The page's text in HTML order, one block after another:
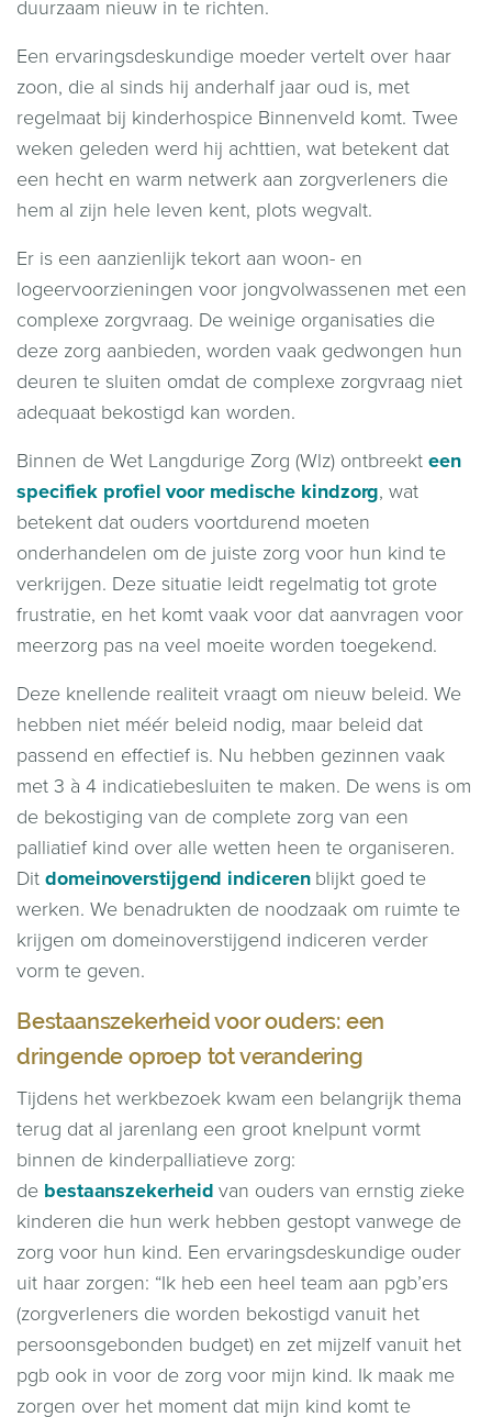
duurzaam nieuw in te richten.
Een ervaringsdeskundige moeder vertelt over haar
zoon, die al sinds hij anderhalf jaar oud is, met
regelmaat bij kinderhospice Binnenveld komt. Twee
weken geleden werd hij achttien, wat betekent dat
een hecht en warm netwerk aan zorgverleners die
hem al zijn hele leven kent, plots wegvalt.
Er is een aanzienlijk tekort aan woon- en
logeervoorzieningen voor jongvolwassenen met een
complexe zorgvraag. De weinige organisaties die
deze zorg aanbieden, worden vaak gedwongen hun
deuren te sluiten omdat de complexe zorgvraag niet
adequaat bekostigd kan worden.
Binnen de Wet Langdurige Zorg (Wlz) ontbreekteen
specifiek profiel voor medische kindzorg, wat
betekent dat ouders voortdurend moeten
onderhandelen om de juiste zorg voor hun kind te
verkrijgen. Deze situatie leidt regelmatig tot grote
frustratie, en het komt vaak voor dat aanvragen voor
meerzorg pas na veel moeite worden toegekend.
Deze knellende realiteit vraagt om nieuw beleid. We
hebben niet méér beleid nodig, maar beleid dat
passend en effectief is. Nu hebben gezinnen vaak
met 3 à 4 indicatiebesluiten te maken. De wens is om
de bekostiging van de complete zorg van een
palliatief kind over alle wetten heen te organiseren.
Ditdomeinoverstijgend indicerenblijkt goed te
werken. We benadrukten de noodzaak om ruimte te
krijgen om domeinoverstijgend indiceren verder
vorm te geven.
Bestaanszekerheid voor ouders: een
dringende oproep tot verandering
Tijdens het werkbezoek kwam een belangrijk thema
terug dat al jarenlang een groot knelpunt vormt
binnen de kinderpalliatieve zorg:
de bestaanszekerheidvan ouders van ernstig zieke
kinderen die hun werk hebben gestopt vanwege de
zorg voor hun kind. Een ervaringsdeskundige ouder
uit haar zorgen: “Ik heb een heel team aan pgb’ers
(zorgverleners die worden bekostigd vanuit het
persoonsgebonden budget) en zet mijzelf vanuit het
pgb ook in voor de zorg voor mijn kind. Ik maak me
zorgen over het moment dat mijn kind komt te